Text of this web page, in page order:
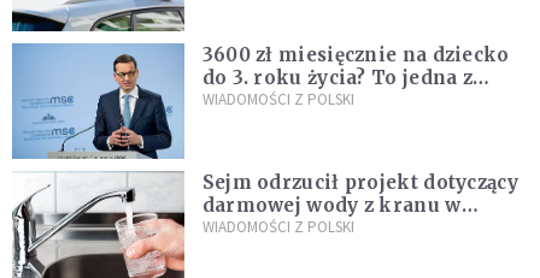
3600 zł miesięcznie na dziecko
do 3. roku życia? To jedna z
propozycji programu "Rozwój
WIADOMOŚCI Z POLSKI
Sejm odrzucił projekt dotyczący
darmowej wody z kranu w
restauracjach
WIADOMOŚCI Z POLSKI